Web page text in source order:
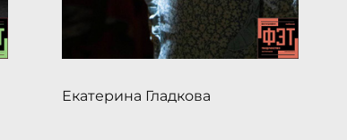
Екатерина Гладкова